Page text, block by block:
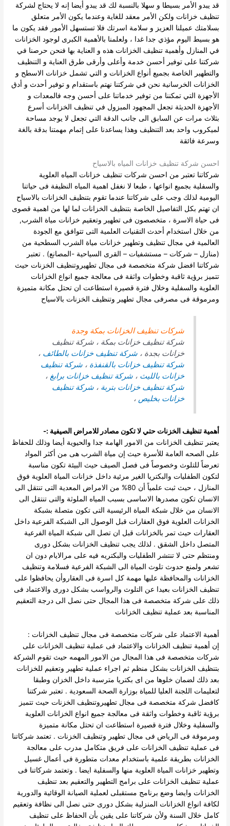
قد يبدو الأمر بسيطا و سهلا بالنسبة لك قد يبدو أيضا إنه لا يحتاج لشركة
تنظيف خزانات ولكن الأمر معقد للغاية وعندما يكون الأمر متعلق
بسلامتك عميلنا العزيز و سلامة اسرتك فلا تستسهل الأمور فقد يكون ما
هو بسيط اليوم مؤذي جدا غدا ، ولعلمنا بالأهمية الكبرى لوجود الخزانات
في المنازل وأهمية تنظيف الخزانات هذه و العناية بها فنحن حرصنا في
شركتنا على توفير أحسن خدمة وأعلى وأرقى طرق العناية و التنظيف
والتطهير الخاصة بجميع أنواع الخزانات و التي تشمل خزانات الاسطح و
الخزانات الخرسانية نحن في شركتنا نهتم باستقدام و توفير أحدث و أدق
الأجهزة التي تمكننا من توفير خدماتنا على أحسن وجه فالمعدات و
الأجهزة الحديثة تجعل المجهود المبزول في تنظيف الخزانات أسرع
بثلاث مرات عن السابق الى جانب الدقة التيتجعل لا يوجد مساحة
لميكروب واحد بعد التنظيف وهذا يساعدنا على إتمام مهمتنا بدقة بالغة
وسرعة فائقة
احسن شركة تنظيف خزانات المياه بالاسياح
شركاتنا تعتبر من احسن شركات تنظيف خزانات المياه العلوية
والسفلية بجميع انواعها ، طبعا لا نغفل اهمية المياه النظيفة فى حياتنا
اليومية لذلك وجب على شركاتنا عندما تقوم بتنظيف الخزانات بالاسياح
ان تهتم بكل التفاصيل الخاصة بتنظيف الخزانات لما لها من اهمية قصوى
فى حياة الاسرة ، متخصصون فى تطهير وتعقيم خزانات مياة الشرب,
من خلال استخدام أحدث التقنيات العلمية التى تتوافق مع الجودة
العالمية في مجال تنظيف وتطهير خزانات مياة الشرب السطحية من
(منازل – شركات – مستشفيات – القرى السياحية -المصانع) . تعتبر
شركاتنا افضل شركة متخصصة فى مجال تطهيروتنظيف الخزنات حيث
تتميز برؤية ثاقبة وخطوات واثقة فى معالجة جميع انواع الخزانات
العلوية والسفلية وخلال فترة قصيرة استطاعت ان تحتل مكانة متميزة
ومرموقة فى مصرفى مجال تطهير وتنظيف الخزنات بالاسياح
شركات تنظيف الخزانات بمكة وجدة
شركة تنظيف خزانات بمكة ، شركة تنظيف
خزانات بجدة ،شركة تنظيف خزانات بالطائف ،
شركة تنظيف خزانات بالقنفذة ،شركة تنظيف
خزانات بالليث ،شركة تنظيف خزانات برابغ ،
شركة تنظيف خزانات بتربة ،شركة تنظيف
خزانات بخليص ،
أهمية تنظيف الخزنات حتي لا تكون مصادر للامراض الصيفية :-
يعتبر تنظيف الخزانات من الامور الهامة جدا والحيوية أيضا وذلك للحفاظ
على الصحه العامة للأسرة حيث إن مياة الشرب هى من أكثر المواد
تعرضاً للتلوث وخصوصاً فى فصل الصيف حيث البيئة تكون مناسبة
لتكون الطفليات والبكتريا الغير مرئية داخل خزانات المياة العلوية فوق
المنازل ، حيث
ثبت علمياً أن 80% من الامراض المعدية التى تنتقل الى
الانسان تكون مصدرها الاساسى بسبب المياه الملوثة والتى تنتقل الى
الانسان من خلال شبكة المياة الرئيسية التى تكون متصلة بشبكة
الخزانات العلوية فوق العقارات قبل الوصول الى الشبكة الفرعية داخل
العقارات حيث تمر بالخزانات قبل ان تصل الى شبكة المياة الفرعية
المتصل داخل الشقق . لذلك يجب تنظيف الخزانات بشكل دورى
ومنتظم حتى لا تنتشر الطفليات والبكتريه فيه على مرالايام دون ان
تشعر ولمنع حدوث تلوث المياة الى الشبكة الفرعية فسلامة وتنظيف
الخزانات والمحافظة عليها مهمة كل اسرة فى العقاروأن يحافظوا على
تنظيف الخزانات بعيدا عن التلوث والرواسب بشكل دورى والاعتماد فى
ذلك على شركة متخصصة فى هذا المجال حتى نصل الى درجة التعقيم
المناسبة بعد عملية تنظيف الخزانات
أهمية الاعتماد على شركات متخصصة فى مجال تنظيف الخزانات :
إن أهمية تنظيف الخزانات والاعتماد فى عملية تنظيف الخزانات على
شركات متخصصة فى هذا المجال من الامور المهمه حيث تقوم الشركة
بتنظيف الخزانات بشكل منظم ثم اجراء عملية تطهير وتعقيم للخزانات
بعد ذلك لضمان خلوها من اى بكتريا مترسبة داخل الخزان وطبقا
لتعليمات اللجنة العليا للمياة بوزارة الصحة السعودية . تعتبر شركتنا
كافضل شركة متخصصة فى مجال تطهيروتنظيف الخزنات حيث تتميز
برؤية ثاقبة وخطوات واثقة فى معالجة جميع انواع الخزانات العلوية
والسفلية وخلال فترة قصيرة استطاعت ان تحتل مكانة متميزة
ومرموقة فى الرياض فى مجال تطهير وتنظيف الخزنات . تعتمد شركاتنا
فى عملية تنظيف الخزانات على فريق متكامل مدرب على معالجة
الخزانات بطريقة علمية باستخدام معدات متطورة فى أعمال غسيل
وتطهير خزانات المياة العلوية منها والسفلية ايضا . وتعتمد شركاتنا فى
عملية تنظيف الخزانات على برامج التطهير والتعقيم بعد تنظيف
الخزانات وايضا وضع برنامج مستقبلى لعملية الصيانة الوقائية والدورية
لكافة انواع الخزانات المنزلية بشكل دورى حتى نصل الى نظافة وتعقيم
كامل خلال السنة ولأن شركاتنا على يقين بأن الحفاظ على تنظيف